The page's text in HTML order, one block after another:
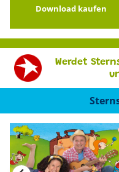
Download kaufen
Werdet